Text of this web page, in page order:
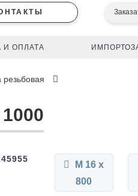
И ОПЛАТА
М 16 x
800